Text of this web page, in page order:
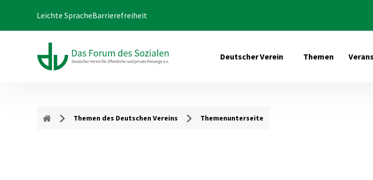
Leichte SpracheBarrierefreiheit
Deutscher Verein Themen
Themen des Deutschen Vereins Themenunterseite